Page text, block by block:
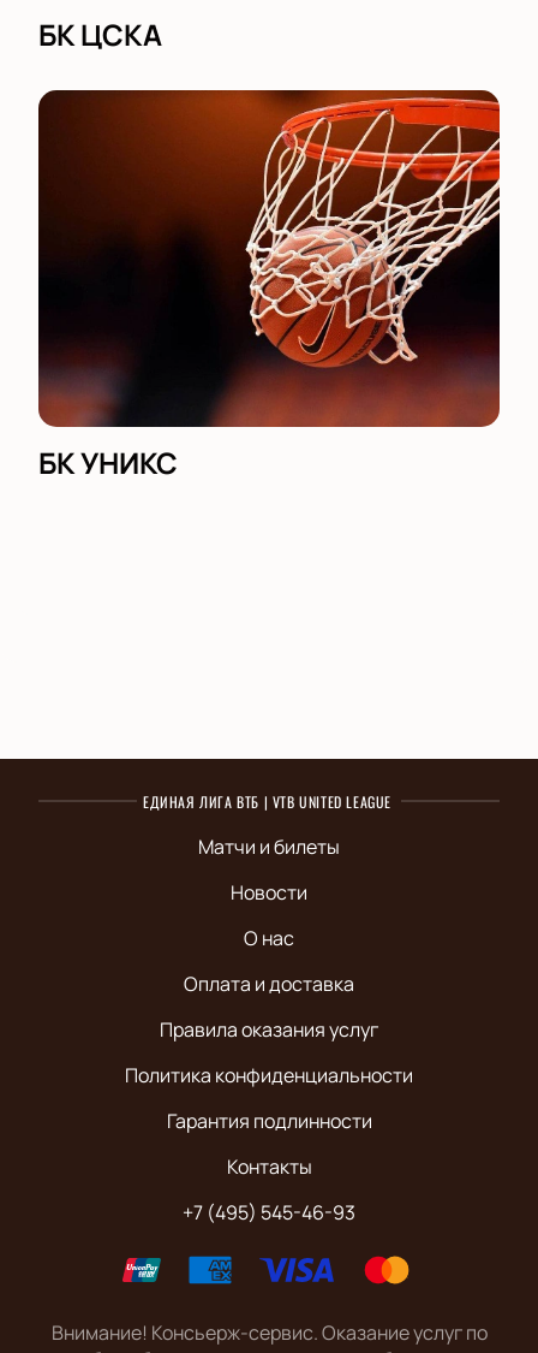
БК ЦСКА
БК УНИКС
ЕДИНАЯ ЛИГА ВТБ | VTB UNITED LEAGUE
Матчи и билеты
Новости
О нас
Оплата и доставка
Правила оказания услуг
Политика конфиденциальности
Гарантия подлинности
Контакты
+7 (495) 545-46-93
Внимание! Консьерж-сервис. Оказание услуг по